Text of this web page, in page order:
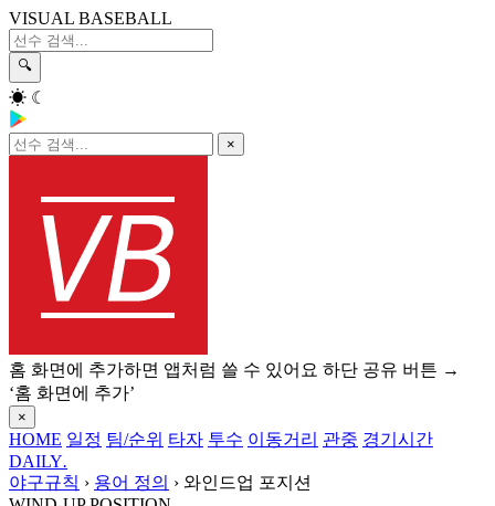
VISUAL BASEBALL
🔍
☀ ☾
×
홈 화면에 추가하면 앱처럼 쓸 수 있어요 하단 공유 버튼 →
‘홈 화면에 추가’
×
HOME 일정 팀/순위 타자 투수 이동거리 관중 경기시간
DAILY.
야구규칙 › 용어 정의 › 와인드업 포지션